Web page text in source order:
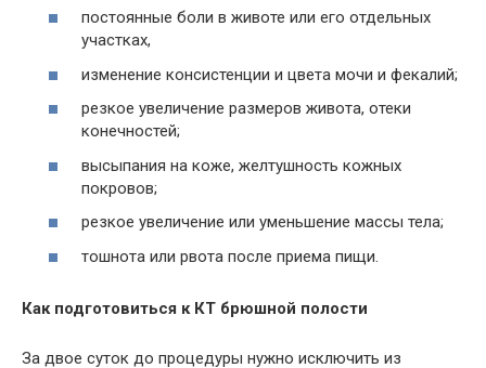
постоянные боли в животе или его отдельных
участках,
изменение консистенции и цвета мочи и фекалий;
резкое увеличение размеров живота, отеки
конечностей;
высыпания на коже, желтушность кожных
покровов;
резкое увеличение или уменьшение массы тела;
тошнота или рвота после приема пищи.
Как подготовиться к КТ брюшной полости
За двое суток до процедуры нужно исключить из